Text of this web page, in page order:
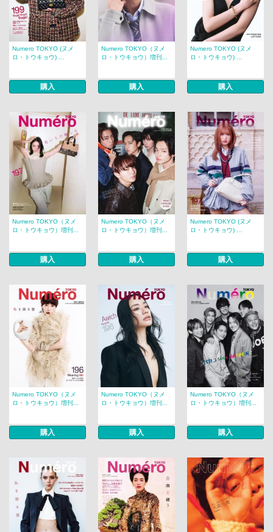
Numero TOKYO (ヌメ
ロ・トウキョウ) ...
購入
Numero TOKYO（ヌメ
ロ・トウキョウ）増刊...
購入
Numero TOKYO (ヌメ
ロ・トウキョウ) ...
購入
Numero TOKYO（ヌメ
ロ・トウキョウ）増刊...
購入
Numero TOKYO（ヌメ
ロ・トウキョウ）増刊...
購入
Numero TOKYO (ヌメ
ロ・トウキョウ) ...
購入
Numero TOKYO（ヌメ
ロ・トウキョウ）増刊...
購入
Numero TOKYO（ヌメ
ロ・トウキョウ）増刊...
購入
Numero TOKYO（ヌメ
ロ・トウキョウ）増刊...
購入